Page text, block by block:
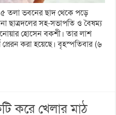
তলা ভবনের ছাদ থেকে পড়ে
ছাত্রদলের সহ-সভাপতি ও বৈষম্য
হোসেন বকশী। তার লাশ
প্রেরন করা হয়েছে। বৃহস্পতিবার (৬
করে খেলার মাঠ